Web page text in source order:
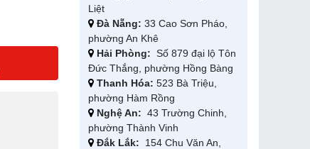
Liệt
Đà Nẵng: 33 Cao Sơn Pháo,
phường An Khê
Hải Phòng: Số 879 đại lộ Tôn
Đức Thắng, phường Hồng Bàng
Thanh Hóa: 523 Bà Triệu,
phường Hàm Rồng
Nghệ An: 43 Trường Chinh,
phường Thành Vinh
Đắk Lắk: 154 Chu Văn An,